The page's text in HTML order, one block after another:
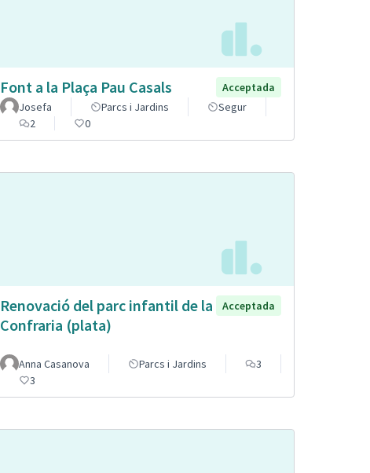
Font a la Plaça Pau Casals
Acceptada
Josefa
Parcs i Jardins
Segur
2
0
Renovació del parc infantil de la
Confraria (plata)
Acceptada
Anna Casanova Parcs i Jardins
3
3